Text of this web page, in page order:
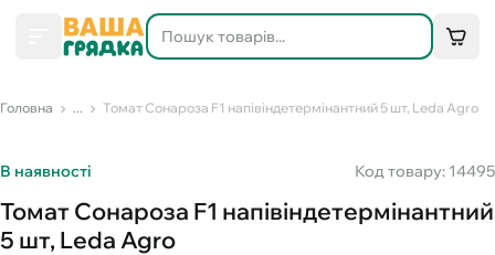
Головна ... Томат Сонароза F1 напівіндетермінантний 5 шт, Leda Agro
В наявності Код товару: 14495
Томат Сонароза F1 напівіндетермінантний
5 шт, Leda Agro